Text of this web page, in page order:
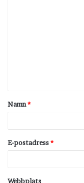
t
a
Namn*
E-postadress*
Webbplats